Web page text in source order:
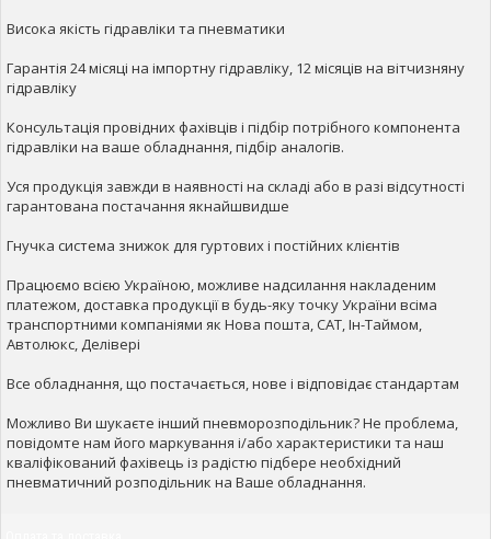
Висока якість гідравліки та пневматики
Гарантія 24 місяці на імпортну гідравліку, 12 місяців на вітчизняну
гідравліку
Консультація провідних фахівців і підбір потрібного компонента
гідравліки на ваше обладнання, підбір аналогів.
Уся продукція завжди в наявності на складі або в разі відсутності
гарантована постачання якнайшвидше
Гнучка система знижок для гуртових і постійних клієнтів
Працюємо всією Україною, можливе надсилання накладеним
платежом, доставка продукції в будь-яку точку України всіма
транспортними компаніями як Нова пошта, САТ, Ін-Таймом,
Автолюкс, Делівері
Все обладнання, що постачається, нове і відповідає стандартам
Можливо Ви шукаєте інший пневморозподільник? Не проблема,
повідомте нам його маркування і/або характеристики та наш
кваліфікований фахівець із радістю підбере необхідний
пневматичний розподільник на Ваше обладнання.